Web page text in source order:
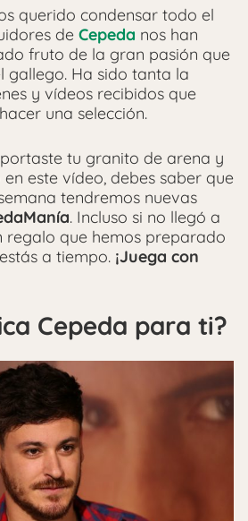
querido condensar todo el
de Cepeda nos han
fruto de la gran pasión que
gallego. Ha sido tanta la
y vídeos recibidos que
una selección.
tu granito de arena y
este vídeo, debes saber que
tendremos nuevas
. Incluso si no llegó a
regalo que hemos preparado
a tiempo. ¡Juega con
Cepeda para ti?